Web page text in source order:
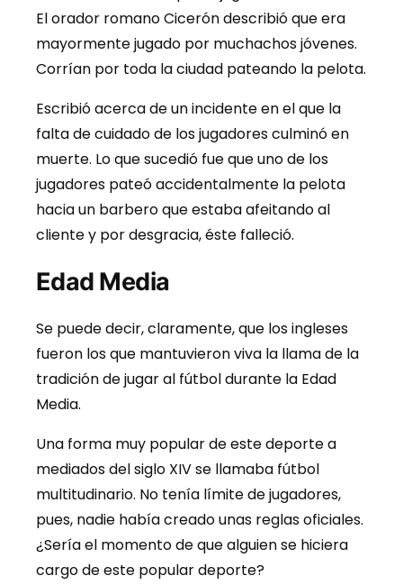
El orador romano Cicerón describió que era
mayormente jugado por muchachos jóvenes.
Corrían por toda la ciudad pateando la pelota.
Escribió acerca de un incidente en el que la
falta de cuidado de los jugadores culminó en
muerte. Lo que sucedió fue que uno de los
jugadores pateó accidentalmente la pelota
hacia un barbero que estaba afeitando al
cliente y por desgracia, éste falleció.
Edad Media
Se puede decir, claramente, que los ingleses
fueron los que mantuvieron viva la llama de la
tradición de jugar al fútbol durante la Edad
Media.
Una forma muy popular de este deporte a
mediados del siglo XIV se llamaba fútbol
multitudinario. No tenía límite de jugadores,
pues, nadie había creado unas reglas oficiales.
¿Sería el momento de que alguien se hiciera
cargo de este popular deporte?